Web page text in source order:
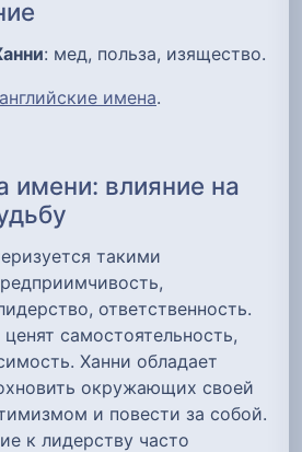
: мед, польза, изящество.
английские имена.
имени: влияние на
такими
ответственность.
самостоятельность,
Ханни обладает
окружающих своей
и повести за собой.
к лидерству часто